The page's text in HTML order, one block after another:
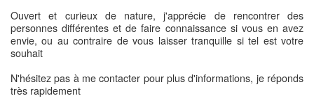
Ouvert et curieux de nature, j'apprécie de rencontrer des
personnes différentes et de faire connaissance si vous en avez
envie, ou au contraire de vous laisser tranquille si tel est votre
souhait
N'hésitez pas à me contacter pour plus d'informations, je réponds
très rapidement